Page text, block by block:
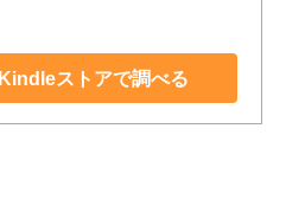
Kindleストアで調べる